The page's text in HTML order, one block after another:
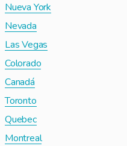
Nueva York
Nevada
Las Vegas
Colorado
Canadá
Toronto
Quebec
Montreal